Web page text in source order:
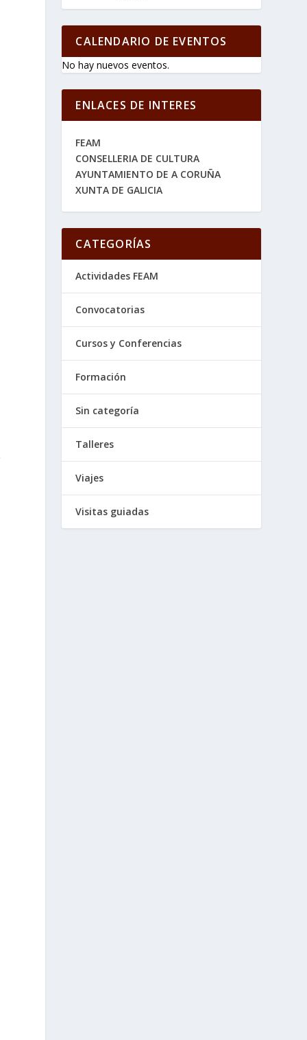
CALENDARIO DE EVENTOS
No hay nuevos eventos.
ENLACES DE INTERES
FEAM
CONSELLERIA DE CULTURA
AYUNTAMIENTO DE A CORUÑA
XUNTA DE GALICIA
CATEGORÍAS
Actividades FEAM
Convocatorias
Cursos y Conferencias
Formación
Sin categoría
Talleres
Viajes
Visitas guiadas